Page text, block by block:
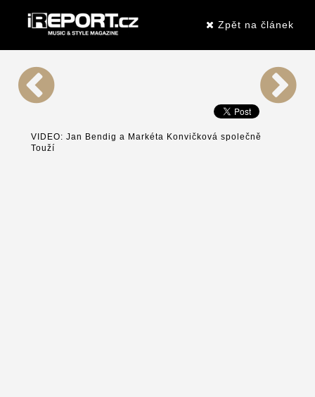
Zpět na článek
VIDEO: Jan Bendig a Markéta Konvičková společně
Touží